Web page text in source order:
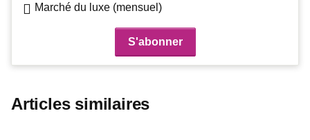
Marché du luxe (mensuel)
Articles similaires